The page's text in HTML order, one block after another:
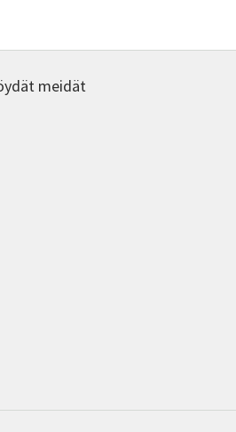
meidät